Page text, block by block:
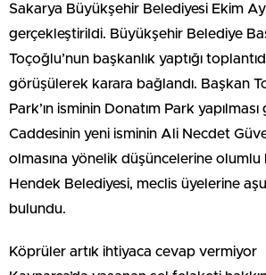
Sakarya Büyükşehir Belediyesi Ekim
gerçekleştirildi. Büyükşehir Belediye
Toçoğlu’nun başkanlık yaptığı
görüşülerek karara bağlandı. Başkan
Park’ın isminin Donatım Park
Caddesinin yeni isminin Ali Necdet
olmasına yönelik düşüncelerine olumlu
Hendek Belediyesi, meclis üyelerine
bulundu.
Köprüler artık ihtiyaca cevap vermiyor